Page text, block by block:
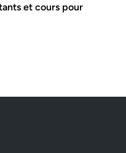
et cours pour